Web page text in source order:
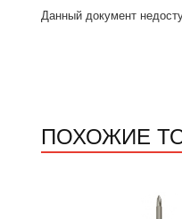
Данный документ
ПОХОЖИЕ